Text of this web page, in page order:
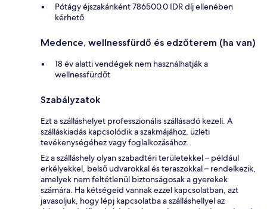
Pótágy éjszakánként 786500.0 IDR díj ellenében
kérhető
Medence, wellnessfürdő és edzőterem (ha van)
18 év alatti vendégek nem használhatják a
wellnessfürdőt
Szabályzatok
Ezt a szálláshelyet professzionális szállásadó kezeli. A
szálláskiadás kapcsolódik a szakmájához, üzleti
tevékenységéhez vagy foglalkozásához.
Ez a szálláshely olyan szabadtéri területekkel – például
erkélyekkel, belső udvarokkal és teraszokkal – rendelkezik,
amelyek nem feltétlenül biztonságosak a gyerekek
számára. Ha kétségeid vannak ezzel kapcsolatban, azt
javasoljuk, hogy lépj kapcsolatba a szálláshellyel az